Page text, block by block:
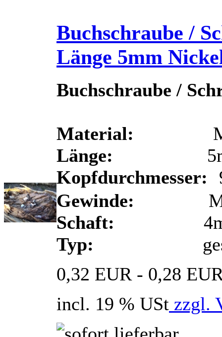
Buchschraube /
Länge 5mm
Buchschraube /
Material:
Länge:
Kopfdurchmesser:
Gewinde:
Schaft:
Typ:
0,32 EUR - 0,28
incl. 19 % USt zzgl.